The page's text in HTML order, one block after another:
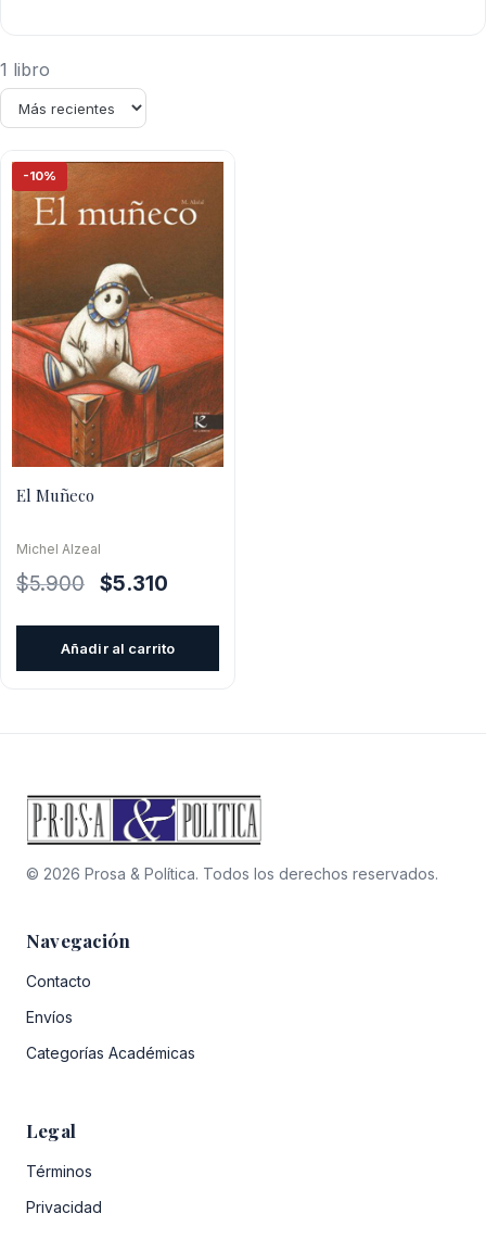
1 libro
-10%
El Muñeco
Michel Alzeal
$5.900
El
$5.310
Añadir al carrito
© 2026 Prosa & Política. Todos los derechos reservados.
Navegación
Contacto
Envíos
Categorías Académicas
Legal
Términos
Privacidad